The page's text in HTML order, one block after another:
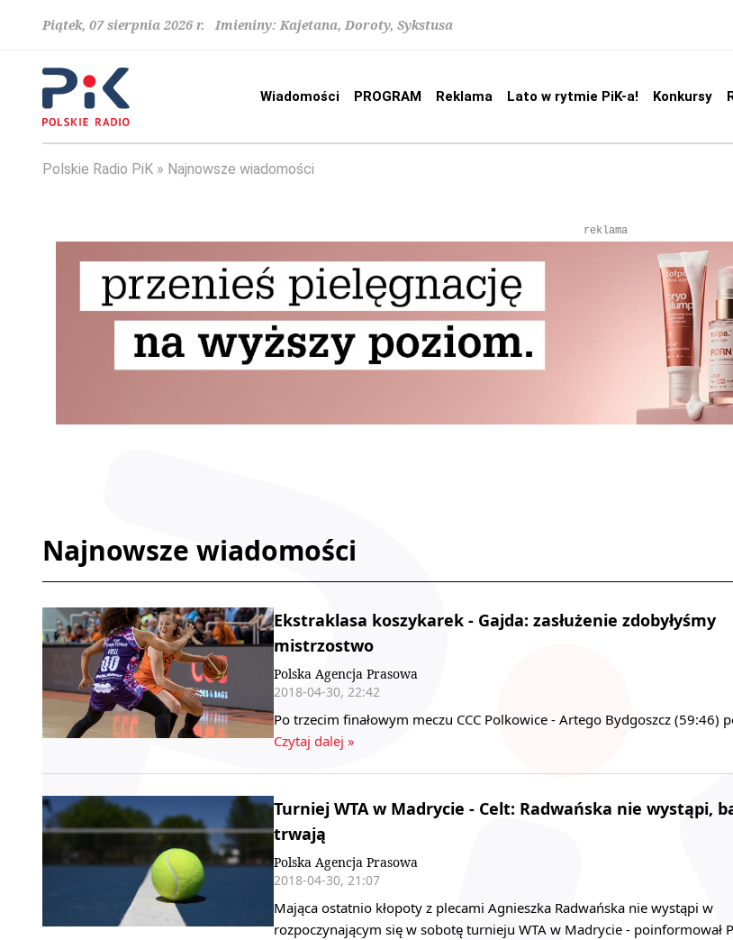
Piątek, 07 sierpnia 2026 r. Imieniny: Kajetana, Doroty, Sykstusa
Wiadomości PROGRAM Reklama Lato w rytmie PiK-a! Konkursy
Polskie Radio PiK Najnowsze wiadomości
reklama
Najnowsze wiadomości
Ekstraklasa koszykarek - Gajda: zasłużenie zdobyłyśmy
mistrzostwo
Polska Agencja Prasowa
2018-04-30, 22:42
Po trzecim finałowym meczu CCC Polkowice - Artego Bydgoszcz (59:46)
Czytaj dalej »
Turniej WTA w Madrycie - Celt: Radwańska nie wystąpi,
trwają
Polska Agencja Prasowa
2018-04-30, 21:07
Mająca ostatnio kłopoty z plecami Agnieszka Radwańska nie wystąpi w
rozpoczynającym się w sobotę turnieju WTA w Madrycie - poinformował